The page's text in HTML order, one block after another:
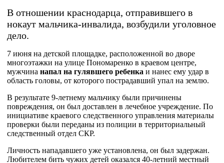
В отношении краснодарца, отправившего в
нокаут мальчика-инвалида, возбудили уголовное
дело.
7 июня на детской площадке, расположенной во дворе
многоэтажки на улице Пономаренко в краевом центре,
мужчина напал на гулявшего ребенка и нанес ему удар в
область головы, от которого пострадавший упал на землю.
В результате 9-летнему мальчику были причинены
повреждения, он был доставлен в лечебное учреждение. По
инициативе краевого следственного управления материалы
проверки были переданы из полиции в территориальный
следственный отдел СКР.
Личность нападавшего уже установлена, он был задержан.
Любителем бить чужих детей оказался 40-летний местный